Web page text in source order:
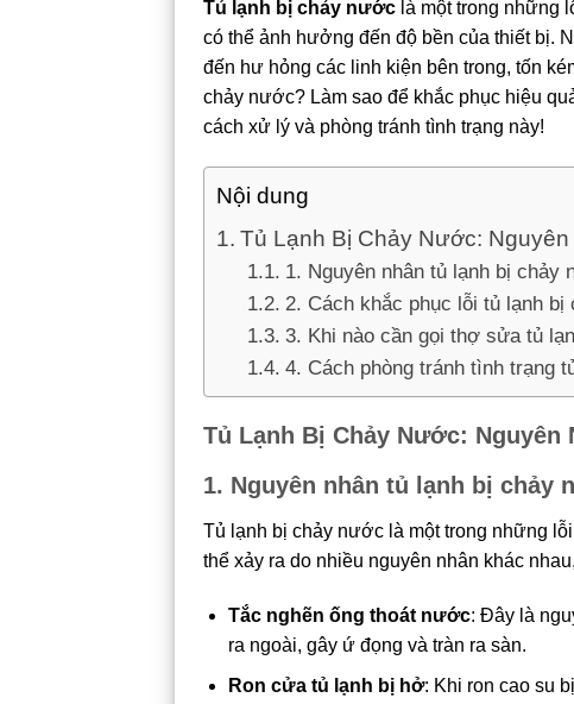
Tủ lạnh bị chảy nước là một trong những
có thể ảnh hưởng đến độ bền của thiết bị.
đến hư hỏng các linh kiện bên trong, tốn
chảy nước? Làm sao để khắc phục hiệu
cách xử lý và phòng tránh tình trạng này!
Nội dung
Tủ Lạnh Bị Chảy Nước:
1. Nguyên nhân tủ lạnh bị chảy
2. Cách khắc phục lỗi tủ lạnh bị
3. Khi nào cần gọi thợ sửa tủ
4. Cách phòng tránh tình trạng
Tủ Lạnh Bị Chảy Nước: Nguyên
1. Nguyên nhân tủ lạnh bị chảy
Tủ lạnh bị chảy nước là một trong những
thể xảy ra do nhiều nguyên nhân khác
Tắc nghẽn ống thoát nước: Đây là
ra ngoài, gây ứ đọng và tràn ra sàn.
Ron cửa tủ lạnh bị hở: Khi ron cao su